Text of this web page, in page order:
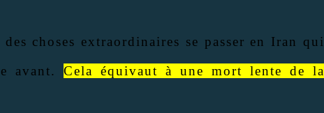
choses extraordinaires se passer en Iran qui
avant. Cela équivaut à une mort lente de la